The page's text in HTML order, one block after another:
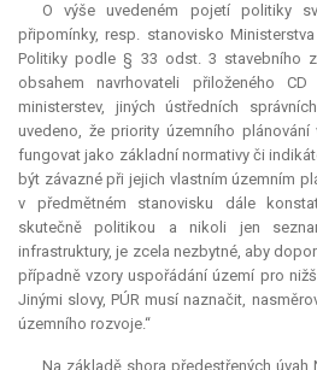
O výše uvedeném pojetí politiky
připomínky, resp. stanovisko
Politiky podle § 33 odst. 3 stavebního
obsahem navrhovateli přiloženého
ministerstev, jiných ústředních
uvedeno, že priority územního
fungovat jako základní normativy či
být závazné při jejich vlastním územním
v předmětném stanovisku dále
skutečně politikou a nikoli jen
infrastruktury, je zcela nezbytné, aby
případně vzory uspořádání území pro
Jinými slovy, PÚR musí naznačit,
územního rozvoje.“
Na základě shora předestřených úvah